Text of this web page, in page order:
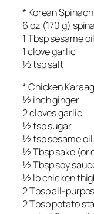
* Korean
6 oz (170 g)
1 Tbsp sesame oil
1 clove garlic
½ tsp salt
* Chicken
½ inch ginger
2 cloves garlic
½ tsp sugar
½ tsp sesame oil
½ Tbsp sake (or
½ Tbsp soy
½ lb chicken
2 Tbsp all-
2 Tbsp potato